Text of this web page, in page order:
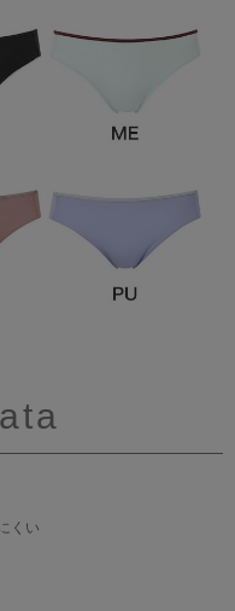
くい